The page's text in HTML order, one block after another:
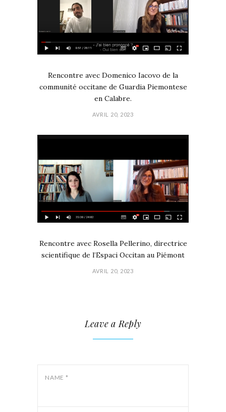
Rencontre avec Domenico Iacovo de la
communité occitane de Guardia Piemontese
en Calabre.
AVRIL 20, 2023
Rencontre avec Rosella Pellerino, directrice
scientifique de l’Espaci Occitan au Piémont
AVRIL 20, 2023
Leave a Reply
NAME *